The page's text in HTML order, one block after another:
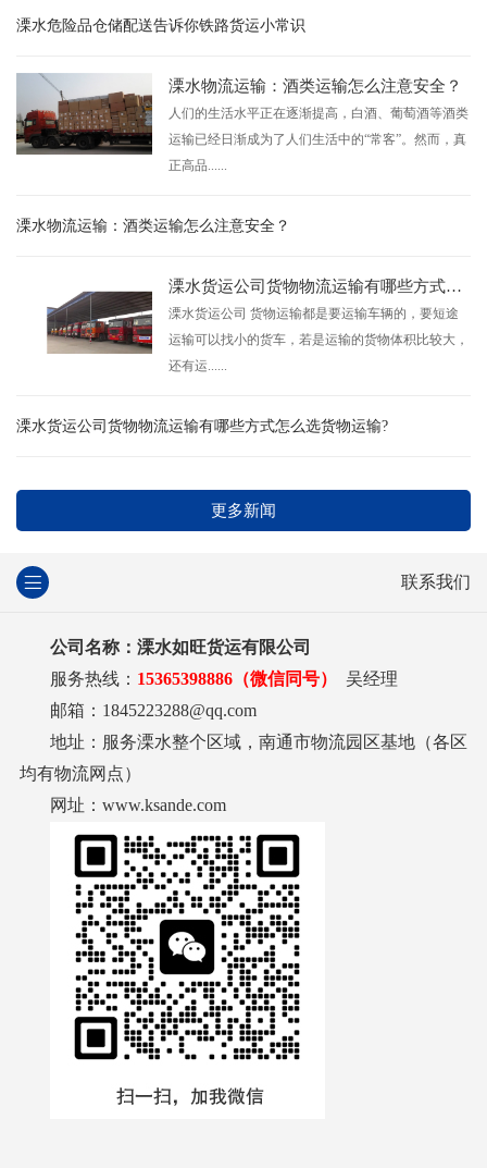
溧水危险品仓储配送告诉你铁路货运小常识
溧水物流运输：酒类运输怎么注意安全？
人们的生活水平正在逐渐提高，白酒、葡萄酒等酒类
运输已经日渐成为了人们生活中的“常客”。然而，真
正高品......
溧水物流运输：酒类运输怎么注意安全？
溧水货运公司货物物流运输有哪些方式怎么选货物运输?
溧水货运公司 货物运输都是要运输车辆的，要短途
运输可以找小的货车，若是运输的货物体积比较大，
还有运......
溧水货运公司货物物流运输有哪些方式怎么选货物运输?
更多新闻
联系我们
公司名称：溧水如旺货运有限公司
服务热线： 15365398886（微信同号）
吴经理
邮箱：1845223288@qq.com
地址：服务溧水整个区域，南通市物流园区基地（各区
均有物流网点）
网址：www.ksande.com